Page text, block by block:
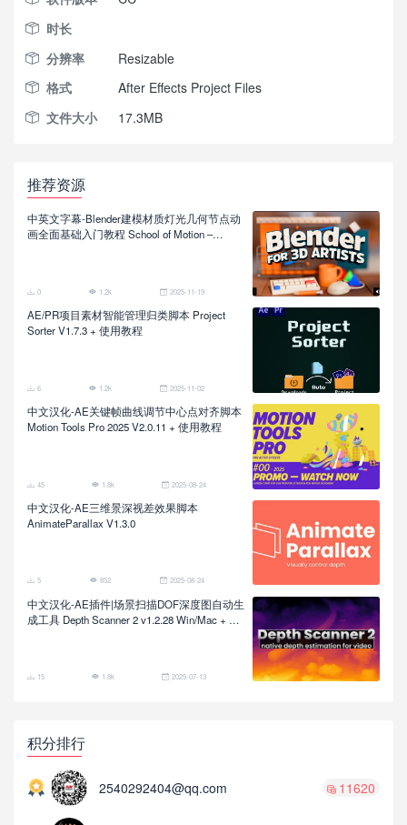
时长
分辨率
Resizable
格式
After Effects Project Files
文件大小
17.3MB
推荐资源
中英文字幕-Blender建模材质灯光几何节点动
画全面基础入门教程 School of Motion –
0 1.2k 2025-11-19
AE/PR项目素材智能管理归类脚本 Project
Sorter V1.7.3 + 使用教程
6 1.2k 2025-11-02
中文汉化-AE关键帧曲线调节中心点对齐脚本
Motion Tools Pro 2025 V2.0.11 + 使用教程
45 1.8k 2025-08-24
中文汉化-AE三维景深视差效果脚本
AnimateParallax V1.3.0
5 852 2025-08-24
中文汉化-AE插件|场景扫描DOF深度图自动生
成工具 Depth Scanner 2 v1.2.28 Win/Mac + 使
15 1.8k 2025-07-13
积分排行
2540292404@qq.com 11620